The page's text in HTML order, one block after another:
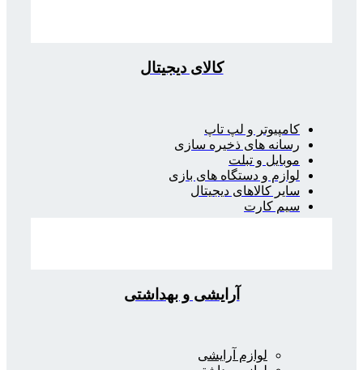
کالای دیجیتال
کامپیوتر و لپ تاپ
رسانه های ذخیره سازی
موبایل و تبلت
لوازم و دستگاه های بازی
سایر کالاهای دیجیتال
سیم کارت
آرایشی و بهداشتی
لوازم آرایشی